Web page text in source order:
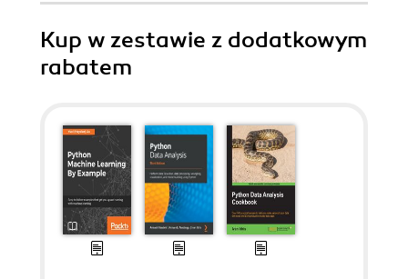
Kup w zestawie z dodatkowym
rabatem